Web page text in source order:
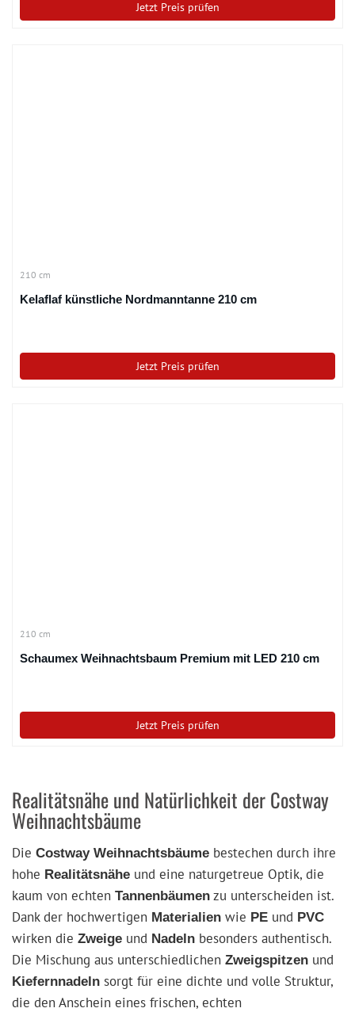
Jetzt Preis prüfen
210 cm
Kelaflaf künstliche Nordmanntanne 210 cm
Jetzt Preis prüfen
210 cm
Schaumex Weihnachtsbaum Premium mit LED 210 cm
Jetzt Preis prüfen
Realitätsnähe und Natürlichkeit der Costway
Weihnachtsbäume
Die Costway Weihnachtsbäume bestechen durch ihre
hohe Realitätsnähe und eine naturgetreue Optik, die
kaum von echten Tannenbäumen zu unterscheiden ist.
Dank der hochwertigen Materialien wie PE und PVC
wirken die Zweige und Nadeln besonders authentisch.
Die Mischung aus unterschiedlichen Zweigspitzen und
Kiefernnadeln sorgt für eine dichte und volle Struktur,
die den Anschein eines frischen, echten